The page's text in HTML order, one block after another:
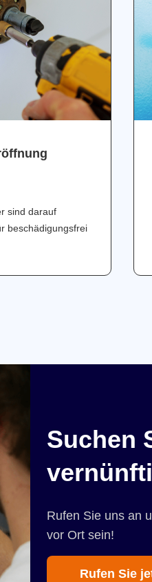
sind darauf
beschädigungsfrei
Suchen
Rufen Sie uns an
vor Ort sein!
Rufen Sie